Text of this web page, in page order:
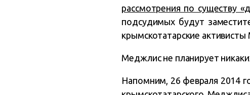
рассмотрения по существу
подсудимых будут
крымскотатарские
Меджлис не планирует
Напомним, 26 февраля 2014